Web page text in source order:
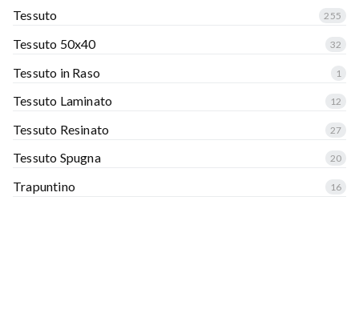
Tessuto 255
Tessuto 50x40 32
Tessuto in Raso 1
Tessuto Laminato 12
Tessuto Resinato 27
Tessuto Spugna 20
Trapuntino 16